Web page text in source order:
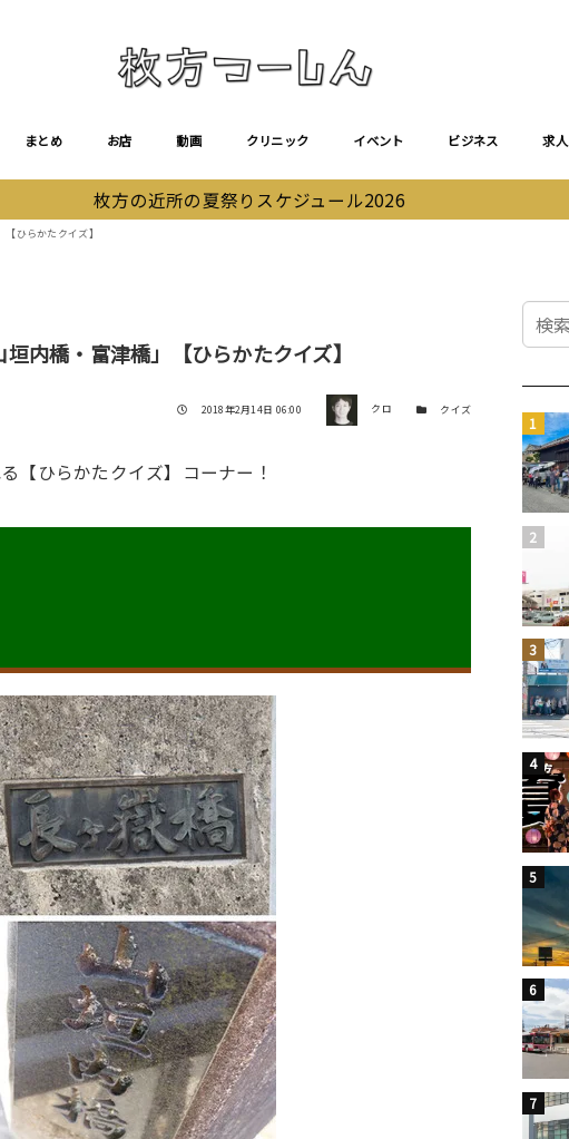
まとめ お店 動画 クリニック イベント ビジネス 求人
枚方の近所の夏祭りスケジュール2026
ひらかたクイズ】
内橋・富津橋」【ひらかたクイズ】
投稿日
2018年2月14日 06:00 著者 クロ カテゴリー
クイズ
【ひらかたクイズ】コーナー！
検